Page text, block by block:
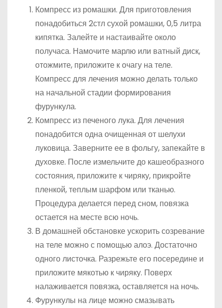
Компресс из ромашки. Для приготовления
понадобиться 2стл сухой ромашки, 0,5 литра
кипятка. Залейте и настаивайте около
получаса. Намочите марлю или ватный диск,
отожмите, приложите к очагу на теле.
Компресс для лечения можно делать только
на начальной стадии формирования
фурункула.
Компресс из печеного лука. Для лечения
понадобится одна очищенная от шелухи
луковица. Заверните ее в фольгу, запекайте в
духовке. После измельчите до кашеобразного
состояния, приложите к чиряку, прикройте
пленкой, теплым шарфом или тканью.
Процедура делается перед сном, повязка
остается на месте всю ночь.
В домашней обстановке ускорить созревание
на теле можно с помощью алоэ. Достаточно
одного листочка. Разрежьте его посередине и
приложите мякотью к чиряку. Поверх
налаживается повязка, оставляется на ночь.
Фурункулы на лице можно смазывать